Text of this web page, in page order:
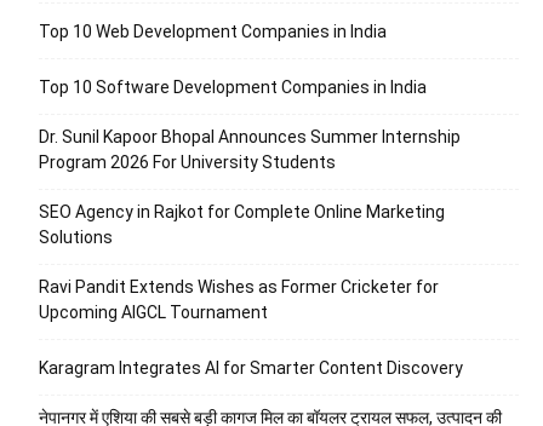
Top 10 Web Development Companies in India
Top 10 Software Development Companies in India
Dr. Sunil Kapoor Bhopal Announces Summer Internship
Program 2026 For University Students
SEO Agency in Rajkot for Complete Online Marketing
Solutions
Ravi Pandit Extends Wishes as Former Cricketer for
Upcoming AIGCL Tournament
Karagram Integrates AI for Smarter Content Discovery
नेपानगर में एशिया की सबसे बड़ी कागज मिल का बॉयलर ट्रायल सफल, उत्पादन की